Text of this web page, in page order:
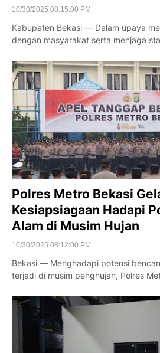
10/30/2025 08:15:00 PM
Kabupaten Bekasi — Dalam upaya
dengan masyarakat serta menjaga
Polres Metro Bekasi
Kesiapsiagaan Hadapi
Alam di Musim Hujan
10/30/2025 08:12:00 PM
Bekasi — Menghadapi potensi
terjadi di musim penghujan, Polres